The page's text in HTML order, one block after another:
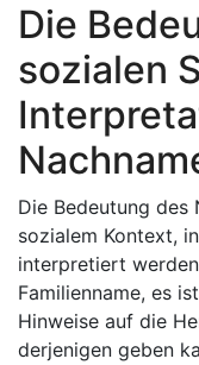
Die
sozialen
Die Bedeutung des
sozialem Kontext,
interpretiert
Familienname, es
Hinweise auf die
derjenigen geben